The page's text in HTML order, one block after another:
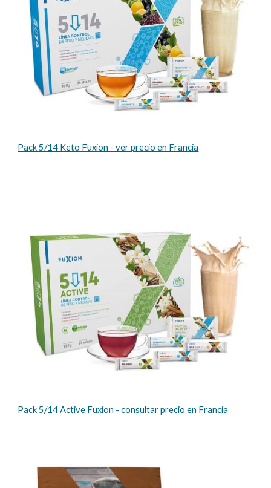
Pack 5/14 Keto Fuxion - ver precio en Francia
Pack 5/14 Active Fuxion - consultar precio en Francia